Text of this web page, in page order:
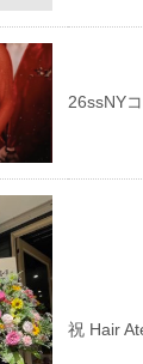
26ssNY
祝 Hair